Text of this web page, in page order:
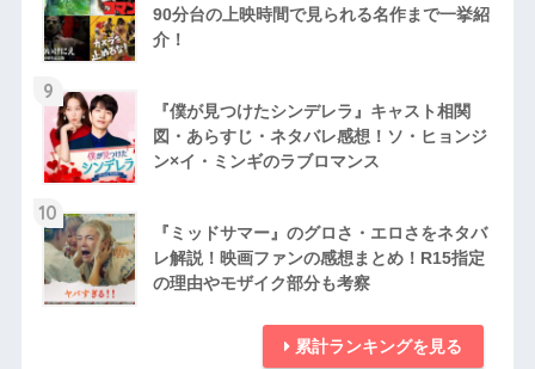
90分台の上映時間で見られる名作まで一挙紹
介！
9
『僕が見つけたシンデレラ』キャスト相関
図・あらすじ・ネタバレ感想！ソ・ヒョンジ
ン×イ・ミンギのラブロマンス
10
『ミッドサマー』のグロさ・エロさをネタバ
レ解説！映画ファンの感想まとめ！R15指定
の理由やモザイク部分も考察
累計ランキングを見る